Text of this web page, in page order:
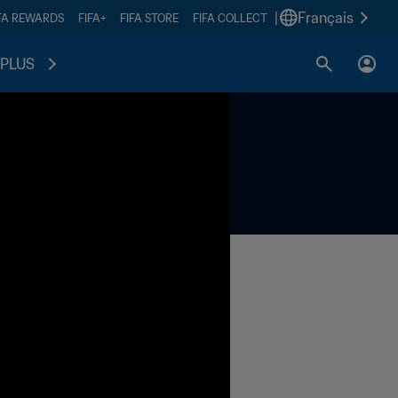
REWARDS FIFA+ FIFA STORE FIFA COLLECT Français
PLUS